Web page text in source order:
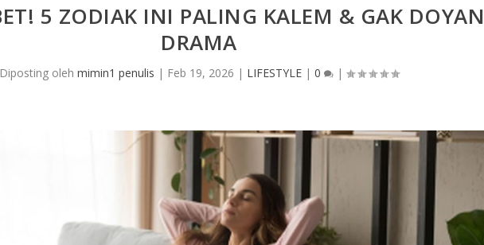
5 ZODIAK INI PALING KALEM & GAK DOYAN
DRAMA
Diposting oleh mimin1 penulis | Feb 19, 2026 | LIFESTYLE| 0 |